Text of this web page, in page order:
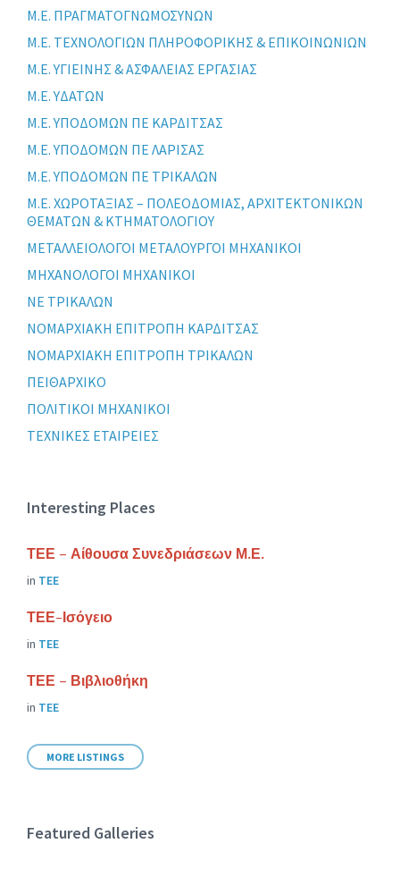
Μ.Ε. ΠΡΑΓΜΑΤΟΓΝΩΜΟΣΥΝΩΝ
Μ.Ε. ΤΕΧΝΟΛΟΓΙΩΝ ΠΛΗΡΟΦΟΡΙΚΗΣ & ΕΠΙΚΟΙΝΩΝΙΩΝ
Μ.Ε. ΥΓΙΕΙΝΗΣ & ΑΣΦΑΛΕΙΑΣ ΕΡΓΑΣΙΑΣ
Μ.Ε. ΥΔΑΤΩΝ
Μ.Ε. ΥΠΟΔΟΜΩΝ ΠΕ ΚΑΡΔΙΤΣΑΣ
Μ.Ε. ΥΠΟΔΟΜΩΝ ΠΕ ΛΑΡΙΣΑΣ
Μ.Ε. ΥΠΟΔΟΜΩΝ ΠΕ ΤΡΙΚΑΛΩΝ
Μ.Ε. ΧΩΡΟΤΑΞΙΑΣ – ΠΟΛΕΟΔΟΜΙΑΣ, ΑΡΧΙΤΕΚΤΟΝΙΚΩΝ
ΘΕΜΑΤΩΝ & ΚΤΗΜΑΤΟΛΟΓΙΟΥ
ΜΕΤΑΛΛΕΙΟΛΟΓΟΙ ΜΕΤΑΛΟΥΡΓΟΙ ΜΗΧΑΝΙΚΟΙ
ΜΗΧΑΝΟΛΟΓΟΙ ΜΗΧΑΝΙΚΟΙ
ΝΕ ΤΡΙΚΑΛΩΝ
ΝΟΜΑΡΧΙΑΚΗ ΕΠΙΤΡΟΠΗ ΚΑΡΔΙΤΣΑΣ
ΝΟΜΑΡΧΙΑΚΗ ΕΠΙΤΡΟΠΗ ΤΡΙΚΑΛΩΝ
ΠΕΙΘΑΡΧΙΚΟ
ΠΟΛΙΤΙΚΟΙ ΜΗΧΑΝΙΚΟΙ
ΤΕΧΝΙΚΕΣ ΕΤΑΙΡΕΙΕΣ
Interesting Places
ΤΕΕ – Αίθουσα Συνεδριάσεων Μ.Ε.
in ΤΕΕ
ΤΕΕ-Ισόγειο
in ΤΕΕ
ΤΕΕ – Βιβλιοθήκη
in ΤΕΕ
MORE LISTINGS
Featured Galleries